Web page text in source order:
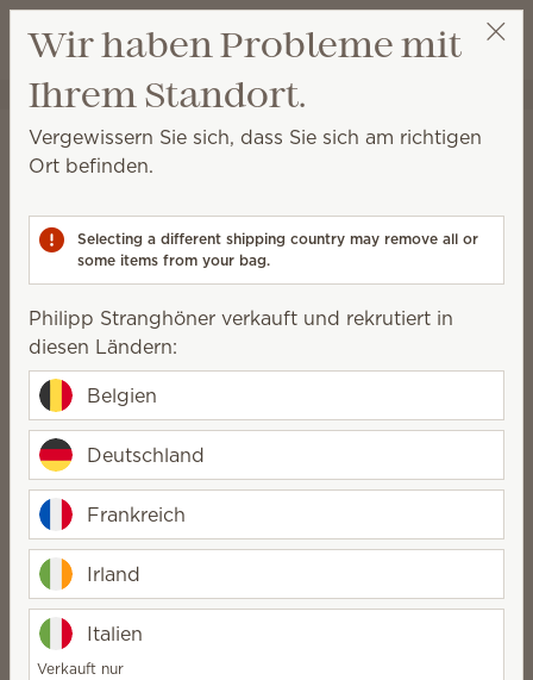
Wunschliste
Warenkorb
Philipp Stranghöner Party auswählen
Textilerfrischer
Textilerfrischer
waschende Textilien, wenn Sie Lust auf Scentsy Duft
haben.
5 Ergebnisse
Filter Relevanz
Scentsy Textilerfrischer
Magnolia Shimmer
18,50 €
(39,11 €/l)
Quantity
Scentsy Textilerfrischer
(39,11 €/l)
Wir haben Probleme mit
Ihrem Standort.
Vergewissern Sie sich, dass Sie sich am richtigen
Ort befinden.
Selecting a different shipping country may remove all or
some items from your bag.
Philipp Stranghöner verkauft und rekrutiert in
diesen Ländern:
Belgien
Deutschland
Frankreich
Irland
Italien
Verkauft nur